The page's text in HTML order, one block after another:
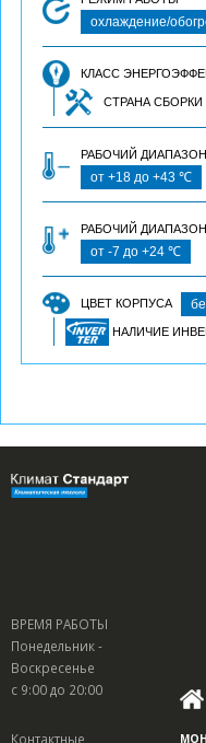
охлаждение/
КЛАСС
СТРАНА СБОРКИ
РАБОЧИЙ
от +18 до +43 ℃
РАБОЧИЙ
от -7 до +24 ℃
ЦВЕТ КОРПУСА
НАЛИЧИЕ
ВРЕМЯ РАБОТЫ
Понедельник -
Воскресенье
с 9:00 до 20:00
Контактные